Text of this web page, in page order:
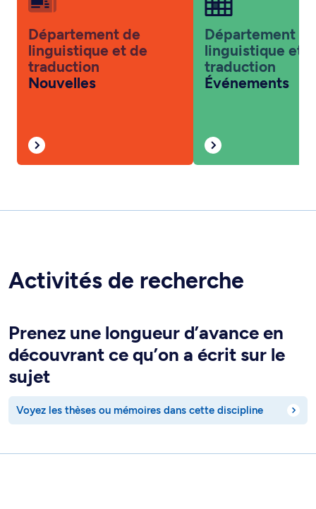
Département de
linguistique et de
traduction
Nouvelles
Département de
linguistique et
traduction
Événements
Activités de recherche
Prenez une longueur d’avance en
découvrant ce qu’on a écrit sur le
sujet
Voyez les thèses ou mémoires dans cette discipline